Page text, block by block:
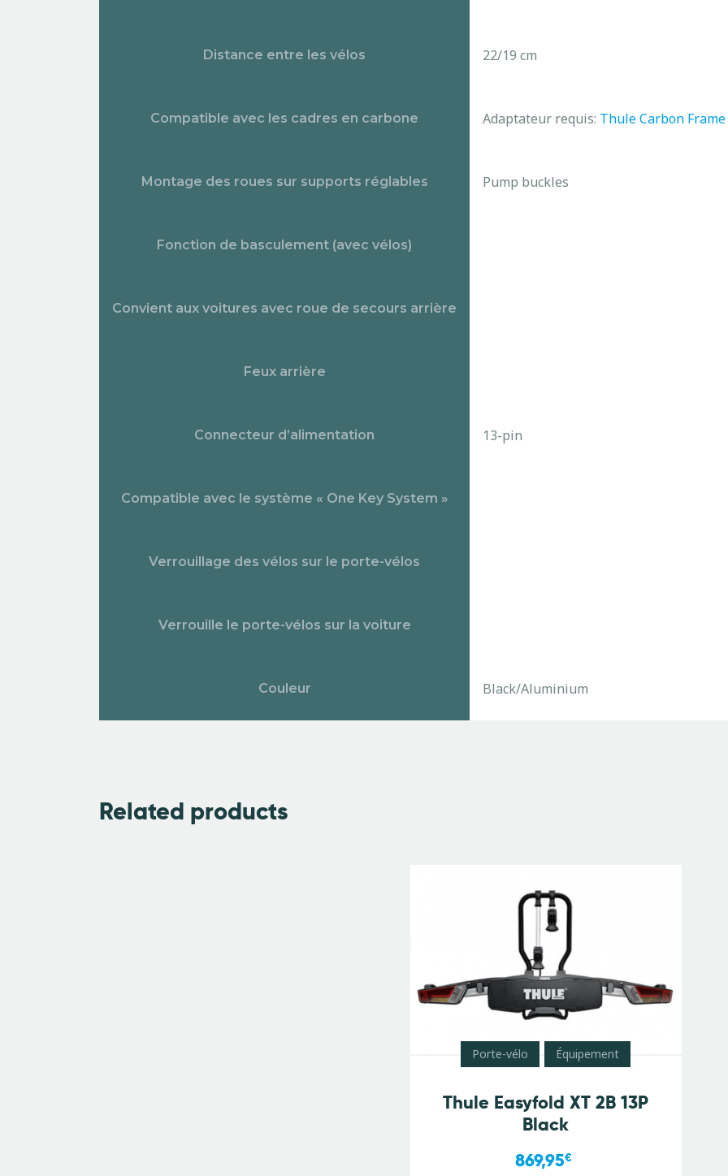
Distance entre les vélos 22/19 cm
Compatible avec les cadres en carbone Adaptateur requis: Thule Carbon
Montage des roues sur supports réglables Pump buckles
Fonction de basculement (avec vélos)
Convient aux voitures avec roue de secours arrière
Feux arrière
Connecteur d’alimentation 13-pin
Compatible avec le système « One Key System »
Verrouillage des vélos sur le porte-vélos
Verrouille le porte-vélos sur la voiture
Couleur Black/Aluminium
Related products
Porte-vélo Équipement
Thule Easyfold XT 2B 13P
Black
869,95€